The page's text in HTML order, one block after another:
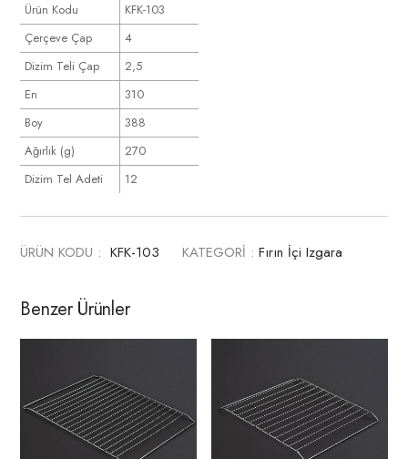
Ürün Kodu
KFK-103
Çerçeve Çap
4
Dizim Teli Çap
2,5
En
310
Boy
388
Ağırlık (g)
270
Dizim Tel Adeti
12
ÜRÜN KODU : KFK-103 KATEGORİ : Fırın İçi Izgara
Benzer Ürünler